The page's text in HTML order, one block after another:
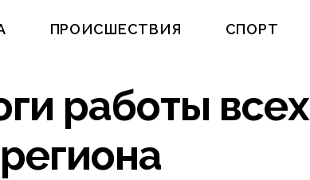
ПРОИСШЕСТВИЯ СПОРТ
работы всех